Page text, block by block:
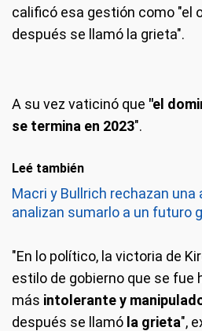
calificó esa gestión como "el
después se llamó la grieta".
A su vez vaticinó que "el
se termina en 2023".
Leé también
Macri y Bullrich rechazan una
analizan sumarlo a un futuro
"En lo político, la victoria de
estilo de gobierno que se fue
más intolerante y
después se llamó la grieta",